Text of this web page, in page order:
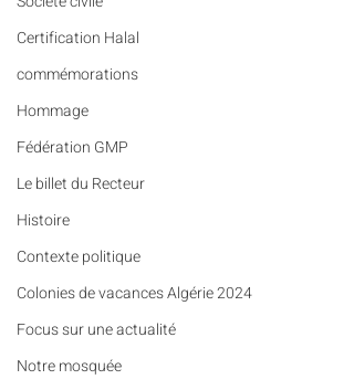
Certification Halal
commémorations
Hommage
Fédération GMP
Le billet du Recteur
Histoire
Contexte politique
Colonies de vacances Algérie 2024
​​Focus sur une actualité
Notre mosquée